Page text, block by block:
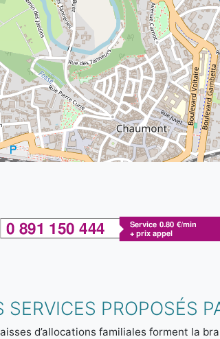
SERVICES PROPOSÉS
d’allocations familiales forment la